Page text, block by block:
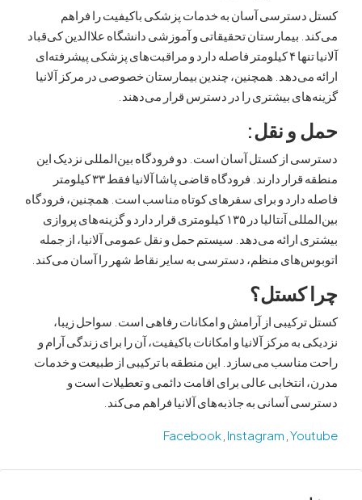
آسان به خدمات پزشکی باکیفیت را فراهم
تحقیقاتی و آموزشی دانشگاه علاالدین کی‌قباد
آلانیا تنها ۴ کیلومتر فاصله دارد و مراقبت‌های پزشکی پیشرفته‌ای
همچنین، چندین بیمارستان خصوصی در مرکز آلانیا
بیشتری را در دسترس قرار می‌دهند.
و نقل:
از کستل آسان است. دو فرودگاه بین‌المللی نزدیک این
منطقه قرار دارند. فرودگاه قاضی پاشا آلانیا فقط ۳۳ کیلومتر
و برای سفرهای کوتاه مناسب است. همچنین، فرودگاه
بین‌المللی آنتالیا در ۱۳۵ کیلومتری قرار دارد و گزینه‌های پروازی
ارائه می‌دهد. سیستم حمل و نقل عمومی آلانیا، از جمله
منظم، دسترسی به سایر نقاط شهر را آسان می‌کند.
از آرامش و امکانات رفاهی است. سواحل زیبا،
مرکز آلانیا و امکانات باکیفیت، آن را برای زندگی آرام و
می‌سازد. این منطقه با ترکیبی از طبیعت و خدمات
عالی برای اقامت دائمی و تعطیلات است و
آسانی به جاذبه‌های آلانیا فراهم می‌کند.
Facebook,Instagram